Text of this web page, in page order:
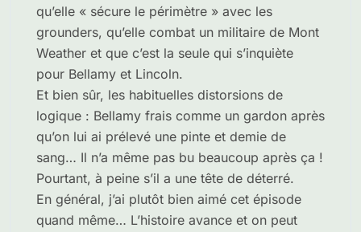
qu’elle « sécure le périmètre » avec les
grounders, qu’elle combat un militaire de Mont
Weather et que c’est la seule qui s’inquiète
pour Bellamy et Lincoln.
Et bien sûr, les habituelles distorsions de
logique : Bellamy frais comme un gardon après
qu’on lui ai prélevé une pinte et demie de
sang… Il n’a même pas bu beaucoup après ça !
Pourtant, à peine s’il a une tête de déterré.
En général, j’ai plutôt bien aimé cet épisode
quand même… L’histoire avance et on peut